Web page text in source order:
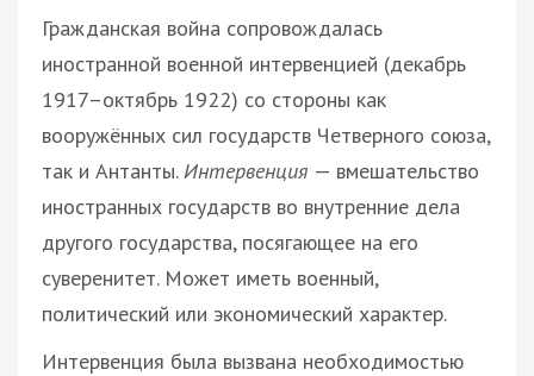
Гражданская война сопровождалась
иностранной военной интервенцией (декабрь
1917–октябрь 1922) со стороны как
вооружённых сил государств Четверного союза,
так и Антанты.Интервенция — вмешательство
иностранных государств во внутренние дела
другого государства, посягающее на его
суверенитет. Может иметь военный,
политический или экономический характер.
Интервенция была вызвана необходимостью